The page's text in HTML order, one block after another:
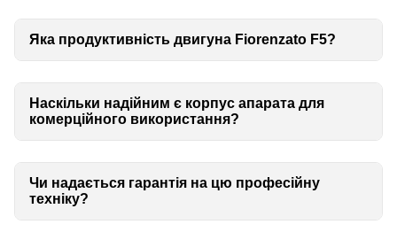
Яка продуктивність двигуна Fiorenzato F5?
Наскільки надійним є корпус апарата для
комерційного використання?
Чи надається гарантія на цю професійну
техніку?